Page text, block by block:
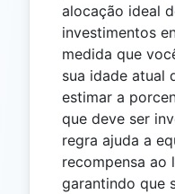
alocação ideal
investimentos
medida que
sua idade atual
estimar a
que deve ser
regra ajuda a
recompensa ao
garantindo que